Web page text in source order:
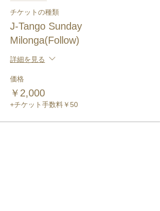
チケットの種類
J-Tango Sunday
Milonga(Follow)
詳細を見る
価格
￥2,000
+チケット手数料￥50